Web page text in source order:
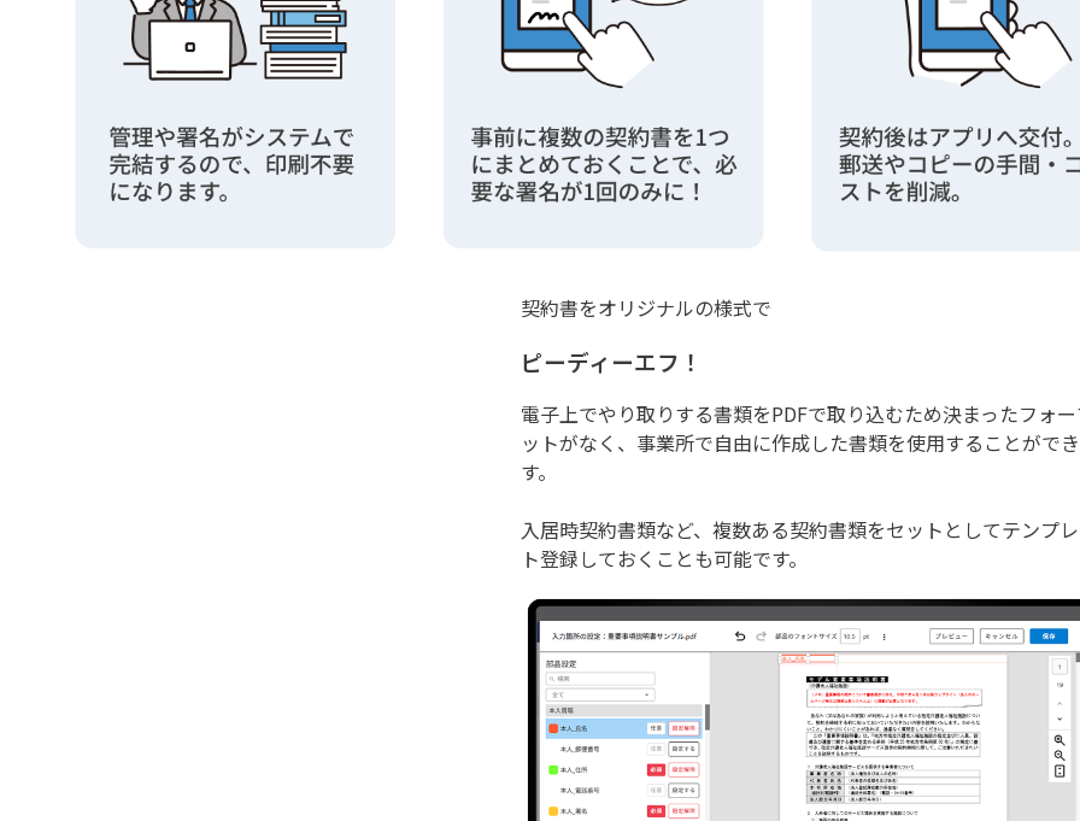
契約書をオリジナルの様式で
ピーディーエフ！
電子上でやり取りする書類をPDFで取り込むため決まったフォ
ットがなく、事業所で自由に作成した書類を使用することがで
す。
入居時契約書類など、複数ある契約書類をセットとしてテンプ
ト登録しておくことも可能です。